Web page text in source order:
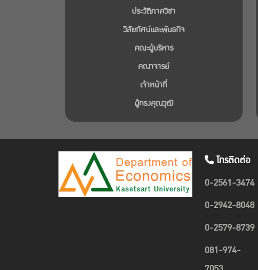
ประวัติภาควิชา
วิสัยทัศน์และพันธกิจ
คณะผู้บริหาร
คณาจารย์
เจ้าหน้าที่
ผู้ทรงคุณวุฒิ
โทรติดต่อ
0-2561-3474
0-2942-8048
0-2579-8739
081-974-